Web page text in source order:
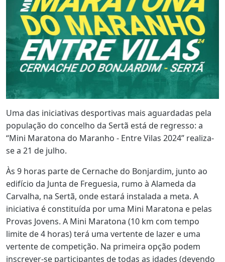
Uma das iniciativas desportivas mais aguardadas pela
população do concelho da Sertã está de regresso: a
“Mini Maratona do Maranho - Entre Vilas 2024” realiza-
se a 21 de julho.
Às 9 horas parte de Cernache do Bonjardim, junto ao
edifício da Junta de Freguesia, rumo à Alameda da
Carvalha, na Sertã, onde estará instalada a meta. A
iniciativa é constituída por uma Mini Maratona e pelas
Provas Jovens. A Mini Maratona (10 km com tempo
limite de 4 horas) terá uma vertente de lazer e uma
vertente de competição. Na primeira opção podem
inscrever-se participantes de todas as idades (devendo